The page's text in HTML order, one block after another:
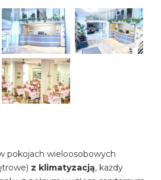
pokojach wieloosobowych
z klimatyzacją, każdy